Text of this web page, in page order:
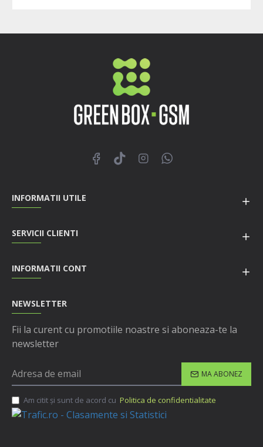
INFORMATII UTILE
SERVICII CLIENTI
INFORMATII CONT
NEWSLETTER
Fii la curent cu promotiile noastre si aboneaza-te la
newsletter
MA ABONEZ
Am citit şi sunt de acord cu Politica de confidentialitate